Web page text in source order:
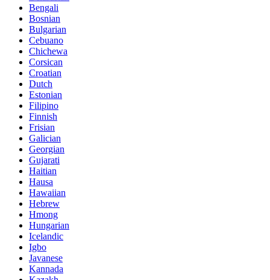
Bengali
Bosnian
Bulgarian
Cebuano
Chichewa
Corsican
Croatian
Dutch
Estonian
Filipino
Finnish
Frisian
Galician
Georgian
Gujarati
Haitian
Hausa
Hawaiian
Hebrew
Hmong
Hungarian
Icelandic
Igbo
Javanese
Kannada